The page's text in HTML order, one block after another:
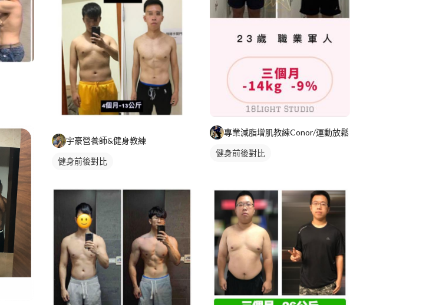
宇豪營養師&健身教練
健身前後對比
專業減脂增肌教練Conor/運動放鬆
健身前後對比